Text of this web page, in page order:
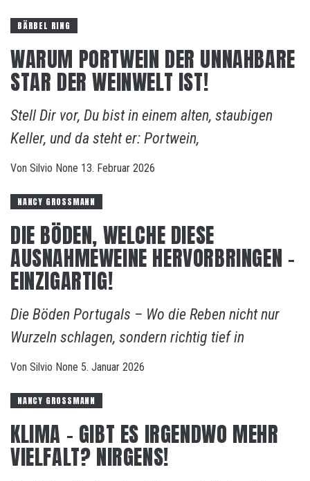
BÄRBEL RING
WARUM PORTWEIN DER UNNAHBARE
STAR DER WEINWELT IST!
Stell Dir vor, Du bist in einem alten, staubigen
Keller, und da steht er: Portwein,
Von Silvio None 13. Februar 2026
NANCY GROSSMANN
DIE BÖDEN, WELCHE DIESE
AUSNAHMEWEINE HERVORBRINGEN –
EINZIGARTIG!
Die Böden Portugals – Wo die Reben nicht nur
Wurzeln schlagen, sondern richtig tief in
Von Silvio None 5. Januar 2026
NANCY GROSSMANN
KLIMA – GIBT ES IRGENDWO MEHR
VIELFALT? NIRGENS!